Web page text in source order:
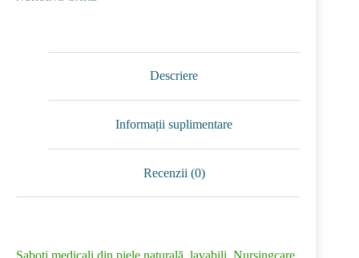
Descriere
Informații suplimentare
Recenzii (0)